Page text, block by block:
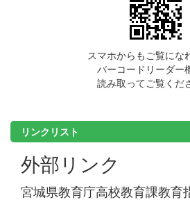
スマホからもご覧にな
バーコードリーダー
読み取ってご覧くだ
リンクリスト
外部リンク
宮城県教育庁高校教育課教育